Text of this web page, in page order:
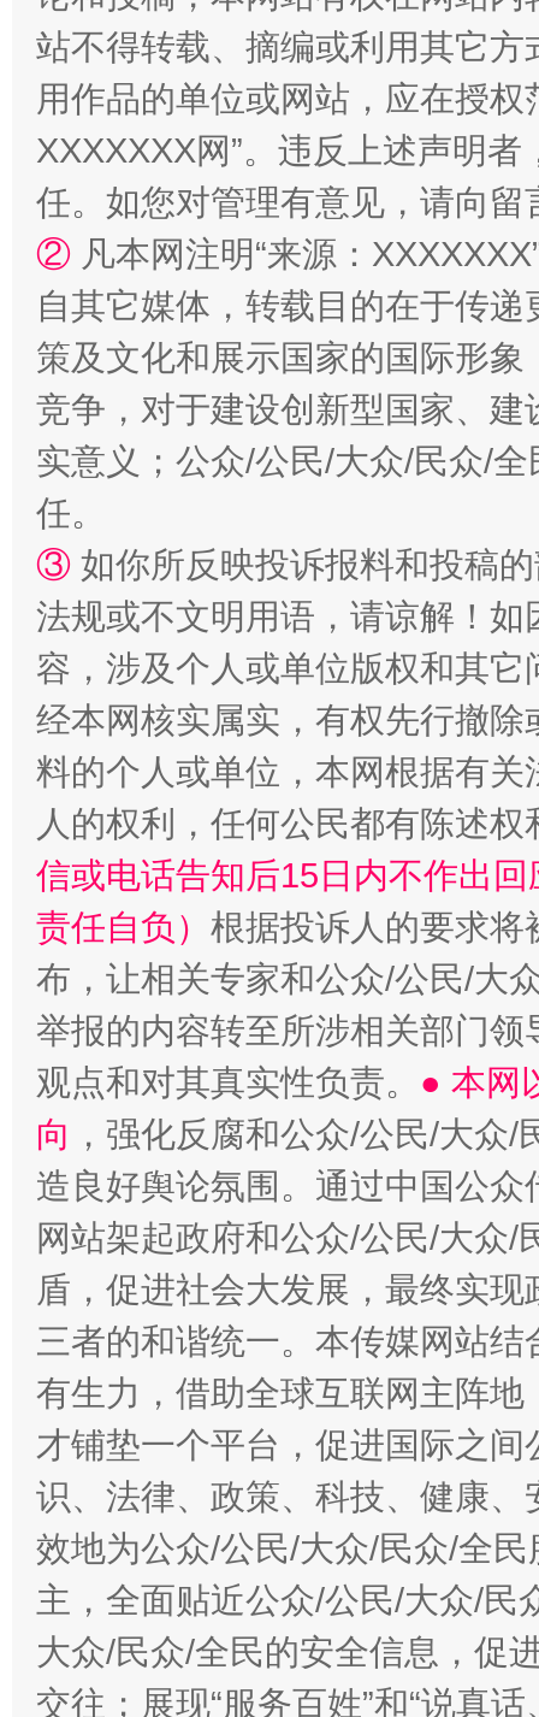
漫山遍野的桃花与雪山、麦地、白藏房 除
招工难、用工荒背后
站不得转载、摘编或利用其它
用作品的单位或网站，应在授
XXXXXXX网”。违反上述声明
任。如您对管理有意见，请向
② 凡本网注明“来源：
自其它媒体，转载目的在于传
策及文化和展示国家的国际形
竞争，对于建设创新型国家、
实意义；公众/公民/大众/民众/
任。
③ 如你所反映投诉报料和投稿
法规或不文明用语，请谅解！
容，涉及个人或单位版权和其它
经本网核实属实，有权先行撤
料的个人或单位，本网根据有
人的权利，任何公民都有陈述
信或电话告知后15日内不作出
责任自负） 根据投诉人的要求将
布，让相关专家和公众/公民/大
举报的内容转至所涉相关部门
观点和对其真实性负责。 ● 本网
向 ，强化反腐和公众/公民/大众
造良好舆论氛围。通过中国公
网站架起政府和公众/公民/大众
盾，促进社会大发展，最终实
三者的和谐统一。本传媒网站
有生力，借助全球互联网主阵
才铺垫一个平台，促进国际之
识、法律、政策、科技、健康
效地为公众/公民/大众/民众/全
主，全面贴近公众/公民/大众/民
大众/民众/全民的安全信息，促
交往；展现“服务百姓”和“说真